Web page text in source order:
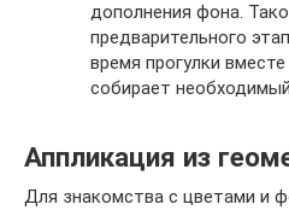
дополнения фона.
предварительного
время прогулки
собирает
Аппликация из
Для знакомства с цветами и